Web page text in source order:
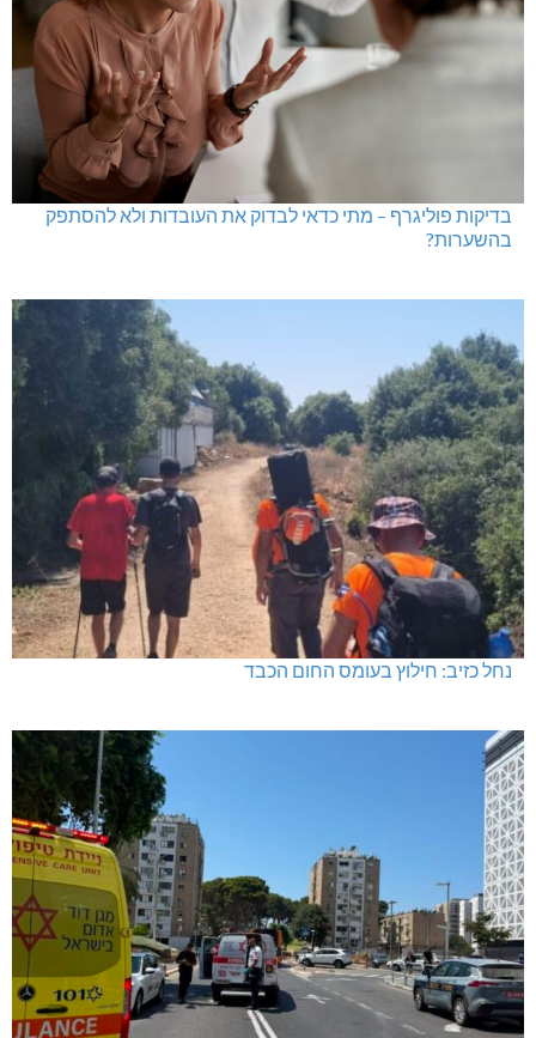
בדיקות פוליגרף – מתי כדאי לבדוק את העובדות ולא להסתפק
בהשערות?
נחל כזיב: חילוץ בעומס החום הכבד